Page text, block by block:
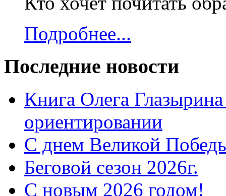
Подробнее...
Последние новости
Книга Олега
ориентировании
С днем Великой
Беговой сезон 2026г.
С новым 2026 годом!